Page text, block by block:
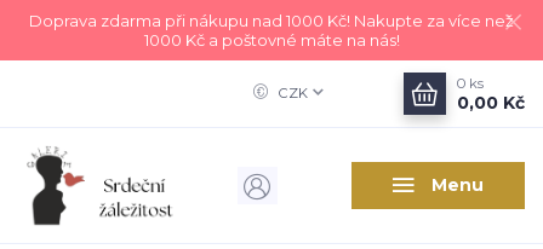
Doprava zdarma při nákupu nad 1000 Kč! Nakupte za více než
1000 Kč a poštovné máte na nás!
Menu
CZK
0 ks
0,00 Kč